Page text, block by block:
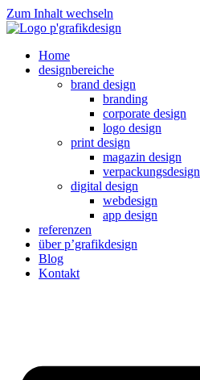
Zum Inhalt wechseln
Home
designbereiche
brand design
branding
corporate design
logo design
print design
magazin design
verpackungsdesign
digital design
webdesign
app design
referenzen
über p’grafikdesign
Blog
Kontakt